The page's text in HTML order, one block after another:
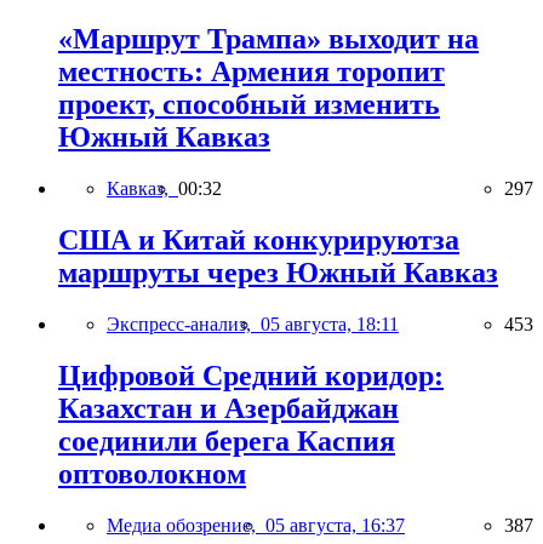
«Маршрут Трампа» выходит на
местность: Армения торопит
проект, способный изменить
Южный Кавказ
Кавказ, 00:32 297
США и Китай конкурируютза
маршруты через Южный Кавказ
Экспресс-анализ, 05 августа, 18:11 453
Цифровой Средний коридор:
Казахстан и Азербайджан
соединили берега Каспия
оптоволокном
Медиа обозрение, 05 августа, 16:37 387